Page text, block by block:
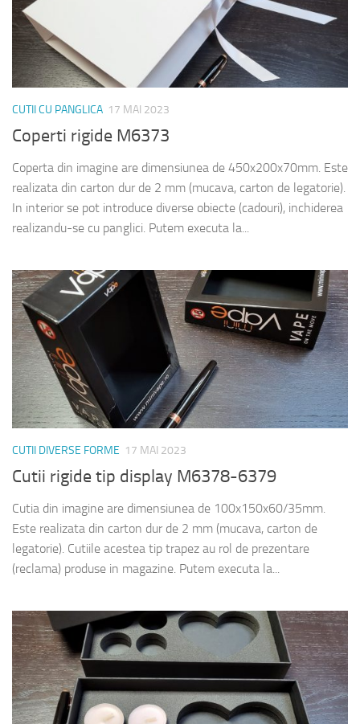
CUTII CU PANGLICA 17 MAI 2023
Coperti rigide M6373
Coperta din imagine are dimensiunea de 450x200x70mm. Este
realizata din carton dur de 2 mm (mucava, carton de legatorie).
In interior se pot introduce diverse obiecte (cadouri), inchiderea
realizandu-se cu panglici. Putem executa la...
CUTII DIVERSE FORME 17 MAI 2023
Cutii rigide tip display M6378-6379
Cutia din imagine are dimensiunea de 100x150x60/35mm.
Este realizata din carton dur de 2 mm (mucava, carton de
legatorie). Cutiile acestea tip trapez au rol de prezentare
(reclama) produse in magazine. Putem executa la...